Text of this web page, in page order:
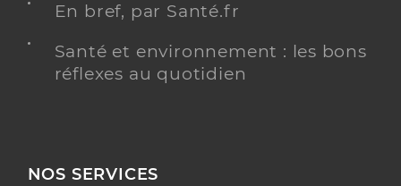
En bref, par Santé.fr
Santé et environnement : les bons
réflexes au quotidien
NOS SERVICES